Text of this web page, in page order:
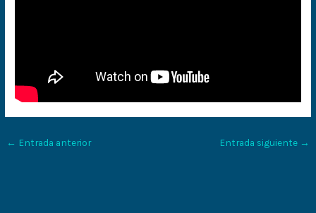
← Entrada anterior Entrada siguiente →